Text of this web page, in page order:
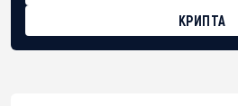
КРИПТА